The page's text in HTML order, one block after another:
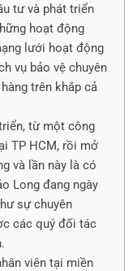
tư và phát triển
hoạt động
lưới hoạt động
vụ bảo vệ chuyên
trên khắp cả
từ một công
TP HCM, rồi mở
và lần này là có
Long đang ngày
sự chuyên
các quý đối tác
viên tại miền